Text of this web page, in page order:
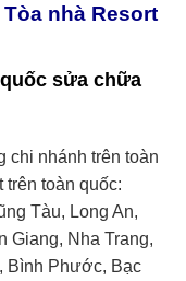
nhà Resort
sửa chữa
chi nhánh trên toàn
toàn quốc:
Tàu, Long An,
Giang, Nha Trang,
Bình Phước, Bạc